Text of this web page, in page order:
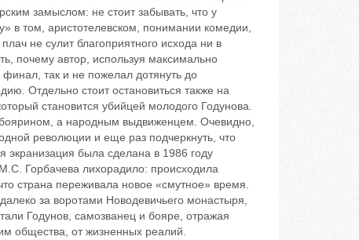
замыслом: не стоит забывать, что у
в том, аристотелевском, понимании комедии,
не сулит благоприятного исхода ни в
почему автор, используя максимально
так и не пожелал дотянуть до
Отдельно стоит остановиться также на
становится убийцей молодого Годунова.
а народным выдвиженцем. Очевидно,
революции и еще раз подчеркнуть, что
была сделана в 1986 году
Горбачева лихорадило: происходила
страна переживала новое «смутное» время.
за воротами Новодевичьего монастыря,
Годунов, самозванец и бояре, отражая
общества, от жизненных реалий.